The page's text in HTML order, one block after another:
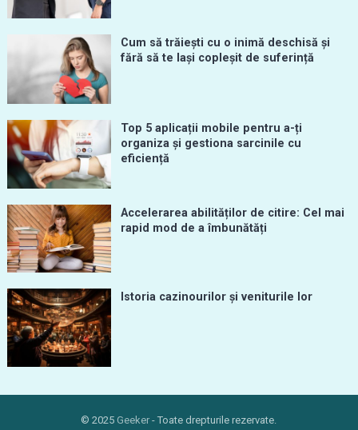
Cum să trăiești cu o inimă deschisă și
fără să te lași copleșit de suferință
Top 5 aplicații mobile pentru a-ți
organiza și gestiona sarcinile cu
eficiență
Accelerarea abilităților de citire: Cel mai
rapid mod de a îmbunătăți
Istoria cazinourilor și veniturile lor
© 2025 Geeker - Toate drepturile rezervate.